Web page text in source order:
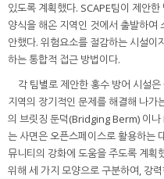
있도록 계획했다. SCAPE팀이 제안
양식을 해온 지역인 것에서 출발하여
안했다. 위험요소를 절감하는 시설이
하는 통합적 접근 방법이다.
각 팀별로 제안한 홍수 방어 시설
지역의 장기적인 문제를 해결해 나가
의 브릿징 둔덕(Bridging Berm) 이
는 사면은 오픈스페이스로 활용하는
뮤니티의 강화에 도움을 주도록 계
위해 세 가지 모양으로 구분하여, 강